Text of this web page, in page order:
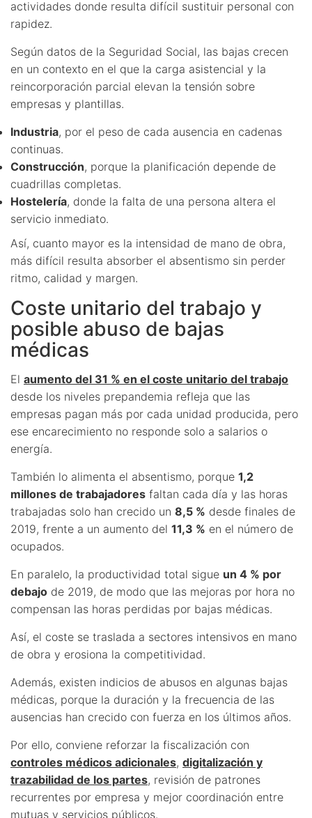
actividades donde resulta difícil sustituir personal con
rapidez.
Según datos de la Seguridad Social, las bajas crecen
en un contexto en el que la carga asistencial y la
reincorporación parcial elevan la tensión sobre
empresas y plantillas.
Industria, por el peso de cada ausencia en cadenas
continuas.
Construcción, porque la planificación depende de
cuadrillas completas.
Hostelería, donde la falta de una persona altera el
servicio inmediato.
Así, cuanto mayor es la intensidad de mano de obra,
más difícil resulta absorber el absentismo sin perder
ritmo, calidad y margen.
Coste unitario del trabajo y
posible abuso de bajas
médicas
El aumento del 31 % en el coste unitario del trabajo
desde los niveles prepandemia refleja que las
empresas pagan más por cada unidad producida, pero
ese encarecimiento no responde solo a salarios o
energía.
También lo alimenta el absentismo, porque 1,2
millones de trabajadores faltan cada día y las horas
trabajadas solo han crecido un 8,5 % desde finales de
2019, frente a un aumento del 11,3 % en el número de
ocupados.
En paralelo, la productividad total sigue un 4 % por
debajo de 2019, de modo que las mejoras por hora no
compensan las horas perdidas por bajas médicas.
Así, el coste se traslada a sectores intensivos en mano
de obra y erosiona la competitividad.
Además, existen indicios de abusos en algunas bajas
médicas, porque la duración y la frecuencia de las
ausencias han crecido con fuerza en los últimos años.
Por ello, conviene reforzar la fiscalización con
controles médicos adicionales, digitalización y
trazabilidad de los partes, revisión de patrones
recurrentes por empresa y mejor coordinación entre
mutuas y servicios públicos.